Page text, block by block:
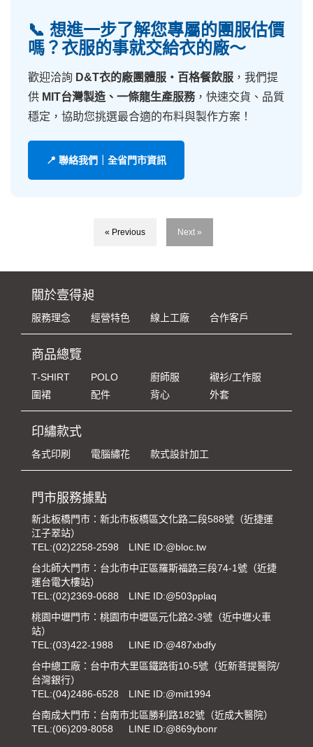
📞 想進一步了解您專屬的團服估價
嗎？衣服的事就交給衣的廠～
歡迎洽詢 D&T衣的廠團體服・百格餐飲服 ，我們提
供 MIT台灣製造、一條龍生產服務，快速交貨、品質
穩定，協助您挑選最合適的布料與製作方案！
📍 聯絡我們｜全省門市資訊
« Previous Next »
關於壹得昶
服務理念 經營特色 線上工廠 合作客戶
商品總覽
T-SHIRT POLO 廚師服
襯衫/工作服
圍裙
配件 背心 外套
印繡款式
各式印刷 電腦繡花 款式設計加工
門市服務據點
新北板橋門市：新北市板橋區文化路二段588號（近捷運
江子翠站）
TEL:(02)2258-2598
LINE ID:@bloc.tw
台北師大門市：台北市中正區羅斯福路三段74-1號（近捷
運台電大樓站）
TEL:(02)2369-0688
LINE ID:@503pplaq
桃園中壢門市：桃園市中壢區元化路2-3號（近中壢火車
站）
TEL:(03)422-1988
LINE ID:@487xbdfy
台中總工廠：台中市大里區鐵路街10-5號（近新菩提醫院/
台灣銀行）
TEL:(04)2486-6528
LINE ID:@mit1994
台南成大門市：台南市北區勝利路182號（近成大醫院）
TEL:(06)209-8058 LINE ID:@869ybonr